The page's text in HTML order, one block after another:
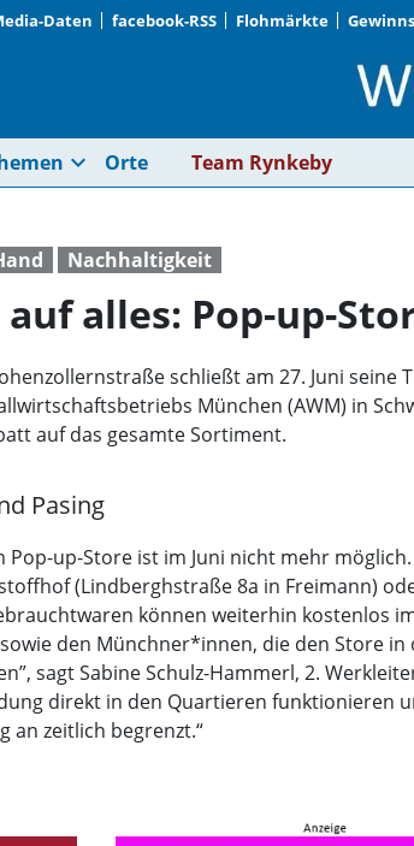
Daten facebook-RSS Flohmärkte
50 Prozent
expand_more Orte Team Rynkeby
Nachhaltigkeit
alles: Pop-up-
schließt am 27. Juni
München (AWM) in
auf das gesamte Sortiment.
Pasing
up-Store ist im Juni nicht mehr
(Lindberghstraße 8a in Freimann)
können weiterhin kostenlos
den Münchner*innen, die den Store
sagt Sabine Schulz-Hammerl, 2.
direkt in den Quartieren funktionieren
an zeitlich begrenzt.“